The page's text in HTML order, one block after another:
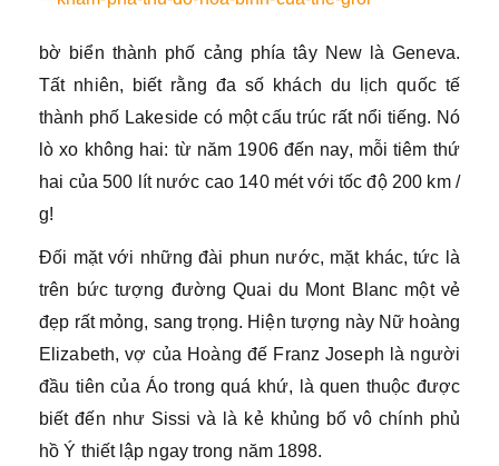
bờ biển thành phố cảng phía tây New là Geneva.
Tất nhiên, biết rằng đa số khách du lịch quốc tế
thành phố Lakeside có một cấu trúc rất nổi tiếng. Nó
lò xo không hai: từ năm 1906 đến nay, mỗi tiêm thứ
hai của 500 lít nước cao 140 mét với tốc độ 200 km /
g!
Đối mặt với những đài phun nước, mặt khác, tức là
trên bức tượng đường Quai du Mont Blanc một vẻ
đẹp rất mỏng, sang trọng. Hiện tượng này Nữ hoàng
Elizabeth, vợ của Hoàng đế Franz Joseph là người
đầu tiên của Áo trong quá khứ, là quen thuộc được
biết đến như Sissi và là kẻ khủng bố vô chính phủ
hồ Ý thiết lập ngay trong năm 1898.